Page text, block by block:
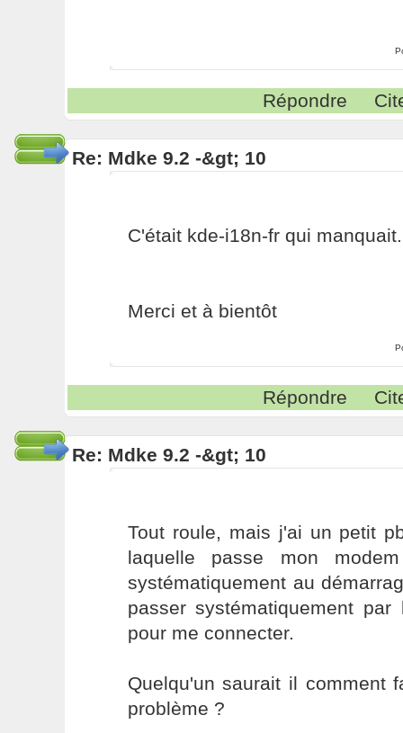
Répondre
Re: Mdke 9.2 -&gt; 10
C'était kde-i18n-fr qui manquait.
Merci et à bientôt
Répondre
Re: Mdke 9.2 -&gt; 10
Tout roule, mais j'ai un petit
laquelle passe mon
systématiquement au
passer systématiquement
pour me connecter.
Quelqu'un saurait il comment
problème ?